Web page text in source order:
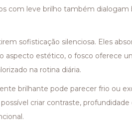
com leve brilho também
sofisticação silenciosa. Eles
aspecto estético, o fosco oferece
na rotina diária.
brilhante pode parecer frio ou
criar contraste, profundidade